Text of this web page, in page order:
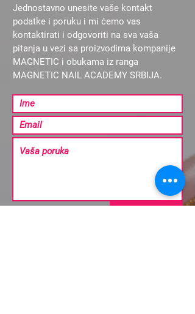
Jednostavno unesite vaše kontakt
podatke i poruku i mi ćemo vas
kontaktirati i odgovoriti na sva vaša
pitanja u vezi sa proizvodima kompanije
MAGNETIC i obukama iz ranga
MAGNETIC NAIL ACADEMY SRBIJA.